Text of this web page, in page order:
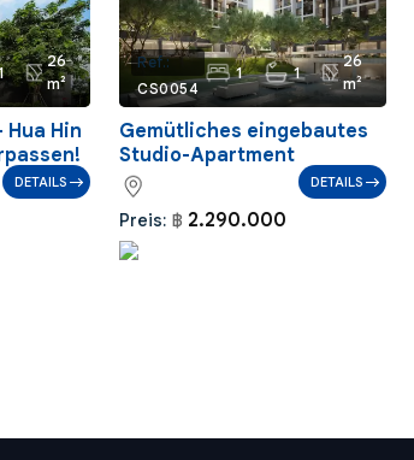
26
m²
Hua Hin
DETAILS
Ref.:
CS0054
1 1
26
m²
Gemütliches eingebautes
Studio-Apartment
Preis: ฿ 2.290.000
DETAILS